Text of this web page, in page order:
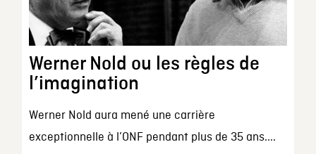
Werner Nold ou les règles de
l’imagination
Werner Nold aura mené une carrière
exceptionnelle à l’ONF pendant plus de 35 ans....